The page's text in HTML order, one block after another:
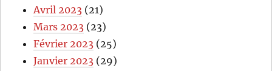
Avril 2023 (21)
Mars 2023 (23)
Février 2023 (25)
Janvier 2023 (29)